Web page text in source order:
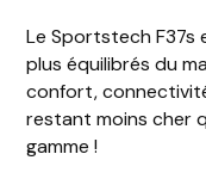
Le Sportstech F37s
plus équilibrés du
confort,
restant moins cher
gamme !